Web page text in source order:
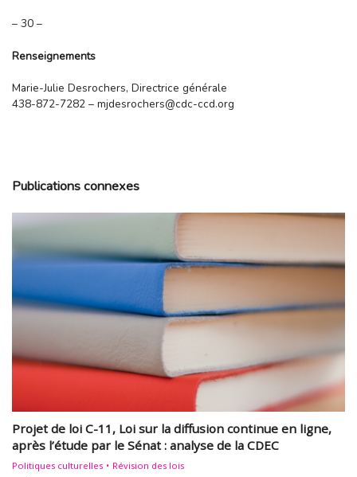
– 30 –
Renseignements
Marie-Julie Desrochers, Directrice générale
438-872-7282 – mjdesrochers@cdc-ccd.org
Publications connexes
Projet de loi C-11, Loi sur la diffusion continue en ligne,
après l’étude par le Sénat : analyse de la CDEC
Politiques culturelles
Révision des lois